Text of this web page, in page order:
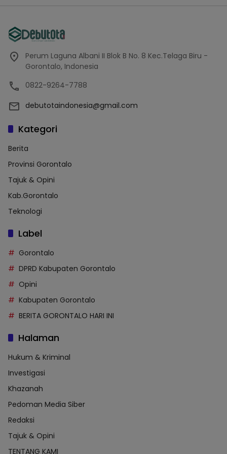
Perum Laguna Albani II Blok B No. 8 Kec.Telaga Biru -
Gorontalo, Indonesia
0822-9264-7788
debutotaindonesia@gmail.com
Kategori
Berita
Provinsi Gorontalo
Tajuk & Opini
Kab.Gorontalo
Teknologi
Label
Gorontalo
DPRD Kabupaten Gorontalo
Opini
Kabupaten Gorontalo
BERITA GORONTALO HARI INI
Halaman
Hukum & Kriminal
Investigasi
Khazanah
Pedoman Media Siber
Redaksi
Tajuk & Opini
TENTANG KAMI